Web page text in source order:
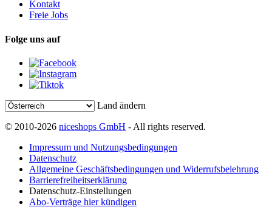
Kontakt
Freie Jobs
Folge uns auf
Land ändern
© 2010-2026 niceshops GmbH - All rights reserved.
Impressum und Nutzungsbedingungen
Datenschutz
Allgemeine Geschäftsbedingungen und Widerrufsbelehrung
Barrierefreiheitserklärung
Datenschutz-Einstellungen
Abo-Verträge hier kündigen